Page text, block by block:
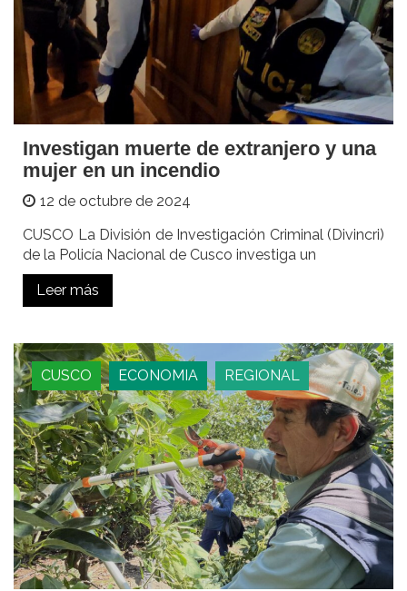
Investigan muerte de extranjero y una
mujer en un incendio
12 de octubre de 2024
CUSCO La División de Investigación Criminal (Divincri)
de la Policía Nacional de Cusco investiga un
Leer más
CUSCO ECONOMIA REGIONAL